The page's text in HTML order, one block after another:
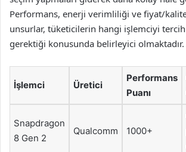
Performans, enerji verimliliği ve fiyat/
unsurlar, tüketicilerin hangi işlemciyi
gerektiği konusunda belirleyici olmaktadır.
İşlemci Üretici
Performans
Puanı
Snapdragon
8 Gen 2
Qualcomm 1000+